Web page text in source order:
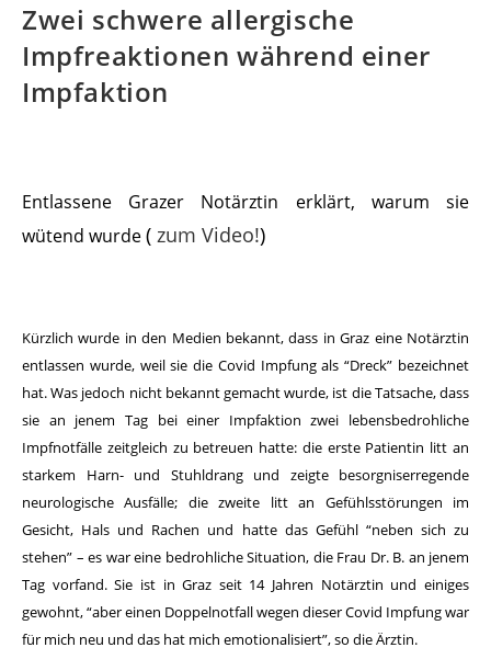
Zwei schwere allergische
Impfreaktionen während einer
Impfaktion
Entlassene Grazer Notärztin erklärt, warum sie
wütend wurde( zum Video!)
Kürzlich wurde in den Medien bekannt, dass in Graz eine Notärztin
entlassen wurde, weil sie die Covid Impfung als “Dreck” bezeichnet
hat. Was jedoch nicht bekannt gemacht wurde, ist die Tatsache, dass
sie an jenem Tag bei einer Impfaktion zwei lebensbedrohliche
Impfnotfälle zeitgleich zu betreuen hatte: die erste Patientin litt an
starkem Harn- und Stuhldrang und zeigte besorgniserregende
neurologische Ausfälle; die zweite litt an Gefühlsstörungen im
Gesicht, Hals und Rachen und hatte das Gefühl “neben sich zu
stehen” – es war eine bedrohliche Situation, die Frau Dr. B. an jenem
Tag vorfand. Sie ist in Graz seit 14 Jahren Notärztin und einiges
gewohnt, “aber einen Doppelnotfall wegen dieser Covid Impfung war
für mich neu und das hat mich emotionalisiert”, so die Ärztin.